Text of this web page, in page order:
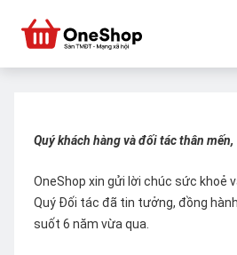
Quý khách hàng và đối tác thân mến,
OneShop xin gửi lời chúc sức khoẻ
Quý Đối tác đã tin tưởng, đồng
suốt 6 năm vừa qua.